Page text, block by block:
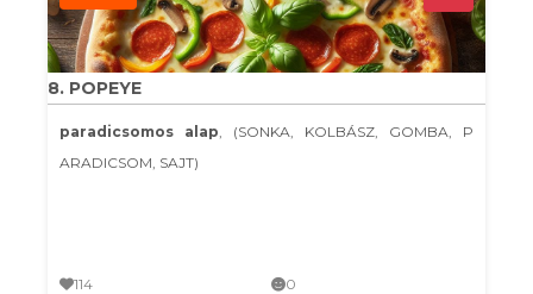
8. POPEYE
paradicsomos alap, (SONKA, KOLBÁSZ, GOMBA, P
ARADICSOM, SAJT)
114 0